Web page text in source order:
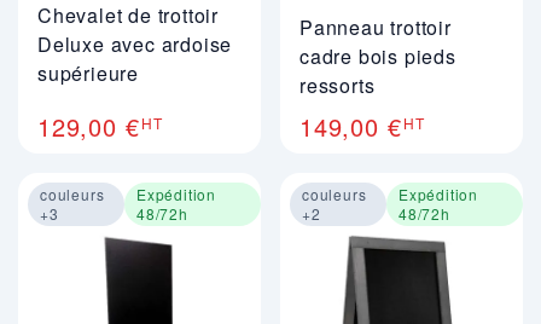
Chevalet de trottoir
Deluxe avec ardoise
supérieure
129,00 €HT
Panneau trottoir
cadre bois pieds
ressorts
149,00 €HT
couleurs
+3
Expédition
48/72h
Image 1 sur 3
couleurs
+2
Expédition
48/72h
Image 1 sur 4